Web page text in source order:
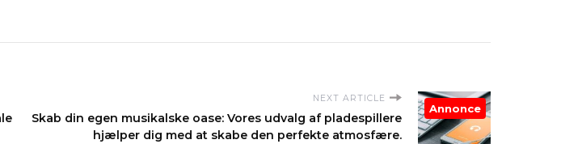
NEXT ARTICLE
Skab din egen musikalske oase: Vores udvalg af pladespillere
hjælper dig med at skabe den perfekte atmosfære.
Annonce